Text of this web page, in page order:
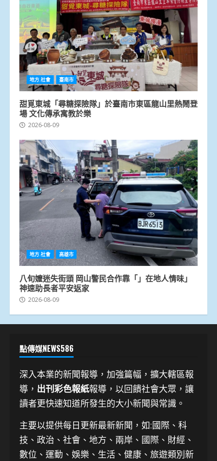
地方.社會 臺南市
甜覓東城「尋糖探險隊」於臺南市東區龍山里熱鬧登
場 文化傳承寓教於樂
2026-08-09
地方.社會 高雄市
八旬嬤迷失街頭 岡山警民合作靠「」在地人情味」
神速助長者平安返家
2026-08-09
點傳媒NEWS586
深入本業的新聞報導，加強篇幅，擴大轄區報
導， 出刊彩色報紙報導，以回饋社會大眾，讓
讀者更快速知道所發生的大小新聞與常識。
主要以提供每日更新最新新聞 ，如:國際、科
技、 政治、社會、地方、兩岸、國際、財經、
數位、運動、娛樂、生活、健康、旅遊類別新